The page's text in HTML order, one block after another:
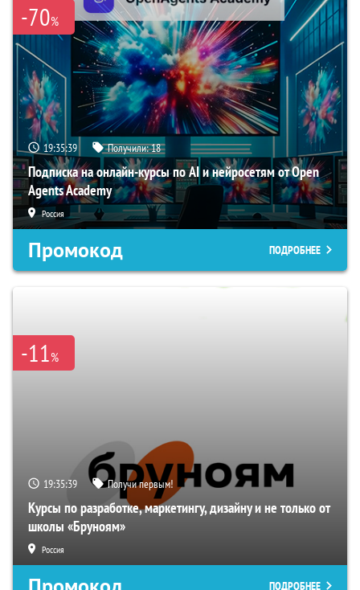
-70%
19:35:38 Получили:18
Подписка на онлайн-курсы по AI и нейросетям от Open
Agents Academy
Россия
Промокод ПОДРОБНЕЕ
-11%
19:35:38 Получи первым!
Курсы по разработке, маркетингу, дизайну и не только от
школы «Бруноям»
Россия
ПОДРОБНЕЕ